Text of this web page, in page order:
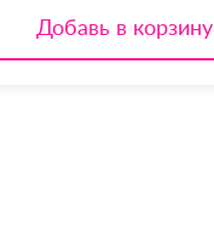
Добавь в корзину